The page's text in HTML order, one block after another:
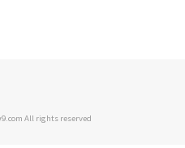
All rights reserved